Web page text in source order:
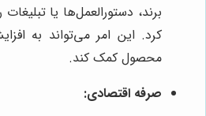
برند، دستورالعمل‌ها یا
کرد. این امر می‌تواند به
محصول کمک کند.
صرفه اقتصادی: